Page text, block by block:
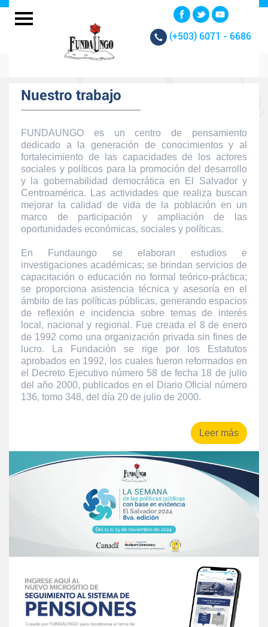
(+503) 6071 - 6686
Nuestro trabajo
FUNDAUNGO es un centro de pensamiento
dedicado a la generación de conocimientos y al
fortalecimiento de las capacidades de los actores
sociales y políticos para la promoción del desarrollo
y la gobernabilidad democrática en El Salvador y
Centroamérica. Las actividades que realiza buscan
mejorar la calidad de vida de la población en un
marco de participación y ampliación de las
oportunidades económicas, sociales y políticas.
En Fundaungo se elaboran estudios e
investigaciones académicas; se brindan servicios de
capacitación o educación no formal teórico-práctica;
se proporciona asistencia técnica y asesoría en el
ámbito de las políticas públicas, generando espacios
de reflexión e incidencia sobre temas de interés
local, nacional y regional. Fue creada el 8 de enero
de 1992 como una organización privada sin fines de
lucro. La Fundación se rige por los Estatutos
aprobados en 1992, los cuales fueron reformados en
el Decreto Ejecutivo número 58 de fecha 18 de julio
del año 2000, publicados en el Diario Oficial número
136, tomo 348, del día 20 de julio de 2000.
Leer más